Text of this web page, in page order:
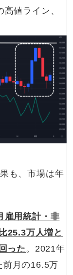
値ライン、
も、市場は年
雇用統計・非
25.3万人増と
った 。2021年
前月の16.5万